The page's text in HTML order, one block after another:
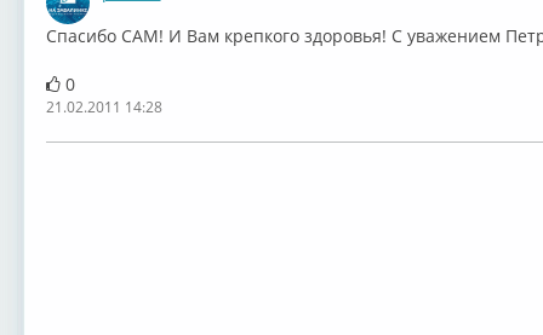
Спасибо САМ! И Вам крепкого здоровья! С уважением
0
21.02.2011 14:28